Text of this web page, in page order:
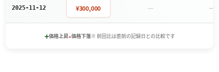
2025-11-12 ¥300,000 － －
+価格上昇-価格下落※ 前回比は直前の記録日との比較です